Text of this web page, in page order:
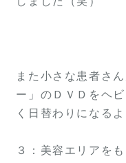
また小さな患者さ
ー」のＤＶＤをヘ
く日替わりになる
３：美容エリアを